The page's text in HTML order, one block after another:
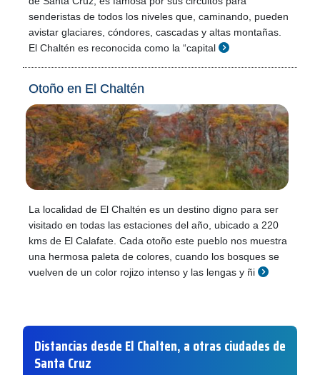
senderistas de todos los niveles que, caminando, pueden
avistar glaciares, cóndores, cascadas y altas montañas.
El Chaltén es reconocida como la “capital
Otoño en El Chaltén
La localidad de El Chaltén es un destino digno para ser
visitado en todas las estaciones del año, ubicado a 220
kms de El Calafate. Cada otoño este pueblo nos muestra
una hermosa paleta de colores, cuando los bosques se
vuelven de un color rojizo intenso y las lengas y ñi
Distancias desde El Chalten, a otras ciudades de
Santa Cruz